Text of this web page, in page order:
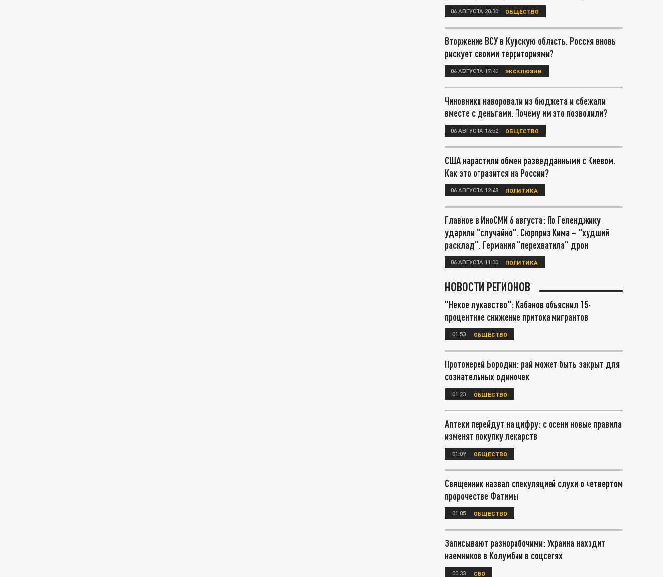
06 АВГУСТА 20:30 ОБЩЕСТВО
Вторжение ВСУ в Курскую область. Россия вновь
рискует своими территориями?
06 АВГУСТА 17:40 ЭКСКЛЮЗИВ
Чиновники наворовали из бюджета и сбежали
вместе с деньгами. Почему им это позволили?
06 АВГУСТА 14:52 ОБЩЕСТВО
США нарастили обмен разведданными с Киевом.
Как это отразится на России?
06 АВГУСТА 12:48 ПОЛИТИКА
Главное в ИноСМИ 6 августа: По Геленджику
ударили "случайно". Сюрприз Кима – "худший
расклад". Германия "перехватила" дрон
06 АВГУСТА 11:00 ПОЛИТИКА
НОВОСТИ РЕГИОНОВ
"Некое лукавство": Кабанов объяснил 15-
процентное снижение притока мигрантов
01:53 ОБЩЕСТВО
Протоиерей Бородин: рай может быть закрыт для
сознательных одиночек
01:23 ОБЩЕСТВО
Аптеки перейдут на цифру: с осени новые правила
изменят покупку лекарств
01:09 ОБЩЕСТВО
Священник назвал спекуляцией слухи о четвертом
пророчестве Фатимы
01:05 ОБЩЕСТВО
Записывают разнорабочими: Украина находит
наемников в Колумбии в соцсетях
00:33 СВО